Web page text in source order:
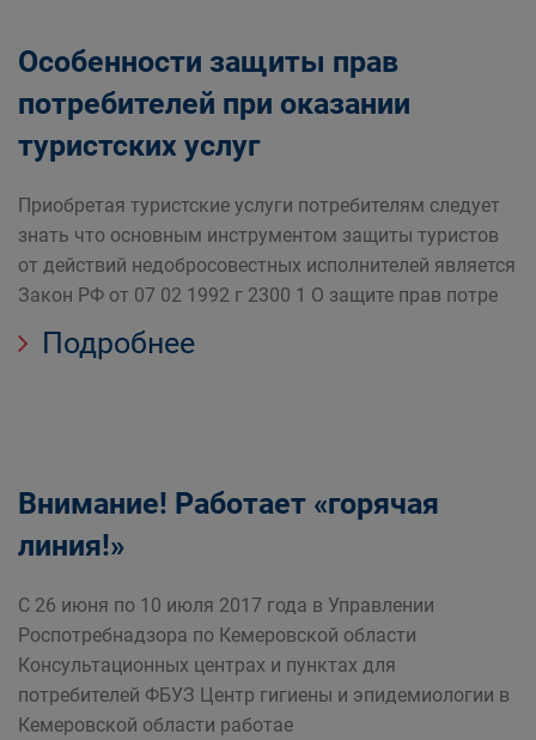
Особенности защиты прав
потребителей при оказании
туристских услуг
Приобретая туристские услуги потребителям следует
знать что основным инструментом защиты туристов
от действий недобросовестных исполнителей является
Закон РФ от 07 02 1992 г 2300 1 О защите прав потре
Подробнее
Внимание! Работает «горячая
линия!»
С 26 июня по 10 июля 2017 года в Управлении
Роспотребнадзора по Кемеровской области
Консультационных центрах и пунктах для
потребителей ФБУЗ Центр гигиены и эпидемиологии в
Кемеровской области работае